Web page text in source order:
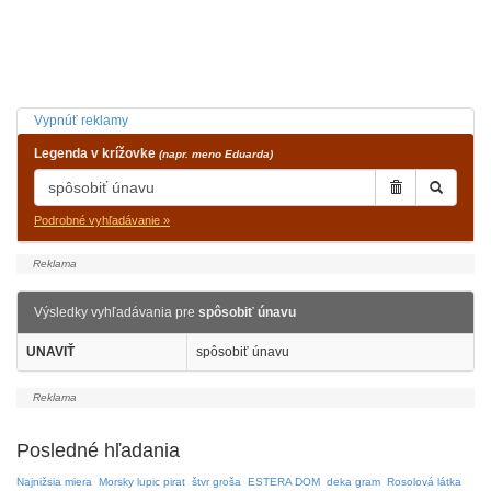
Vypnúť reklamy
Legenda v krížovke (napr. meno Eduarda)
Podrobné vyhľadávanie »
Výsledky vyhľadávania pre spôsobiť únavu
UNAVIŤ spôsobiť únavu
Posledné hľadania
Najnižsia miera Morsky lupic pirat štvr groša ESTERA DOM deka gram Rosolová látka